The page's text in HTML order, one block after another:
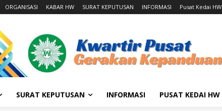
ORGANISASI KABAR HW SURAT KEPUTUSAN INFORMASI Pusat Kedai HW
SURAT KEPUTUSAN INFORMASI PUSAT KEDAI HW